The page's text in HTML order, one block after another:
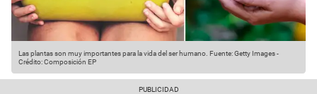
Las plantas son muy importantes para la vida del ser humano. Fuente: Getty Images-
Crédito: Composición EP